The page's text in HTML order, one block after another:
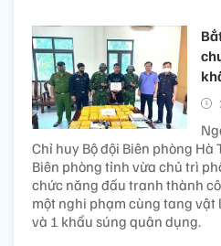
Chỉ huy Bộ đội Biên phòng
Biên phòng tỉnh vừa chủ trì
chức năng đấu tranh thành
một nghi phạm cùng tang vật
và 1 khẩu súng quân dụng.